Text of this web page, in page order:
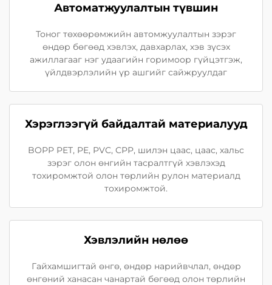
Автоматжуулалтын түвшин
Тоног төхөөрөмжийн автомжуулалтын зэрэг
өндөр бөгөөд хэвлэх, давхарлах, хэв зүсэх
ажиллагааг нэг удаагийн горимоор гүйцэтгэж,
үйлдвэрлэлийн үр ашгийг сайжруулдаг
Хэрэглээгүй байдалтай материалууд
BOPP PET, PE, PVC, CPP, шилэн цаас, цаас, хальс
зэрэг олон өнгийн тасралтгүй хэвлэхэд
тохиромжтой олон төрлийн рулон материалд
тохиромжтой.
Хэвлэлийн нөлөө
Гайхамшигтай өнгө, өндөр нарийвчлал, өндөр
өнгөний ханасан чанартай бөгөөд олон төрлийн